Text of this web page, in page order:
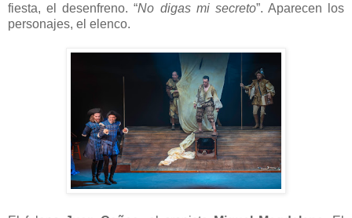
fiesta, el desenfreno. “No digas mi secreto”. Aparecen los
personajes, el elenco.